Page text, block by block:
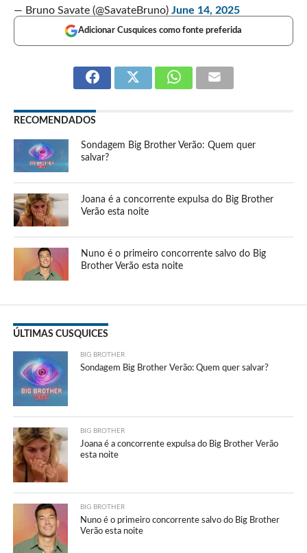
— Bruno Savate (@SavateBruno) June 14, 2025
Adicionar Cusquices como fonte preferida
RECOMENDADOS
Sondagem Big Brother Verão: Quem quer
salvar?
Joana é a concorrente expulsa do Big Brother
Verão esta noite
Nuno é o primeiro concorrente salvo do Big
Brother Verão esta noite
ÚLTIMAS CUSQUICES
BIG BROTHER
Sondagem Big Brother Verão: Quem quer salvar?
BIG BROTHER
Joana é a concorrente expulsa do Big Brother Verão
esta noite
BIG BROTHER
Nuno é o primeiro concorrente salvo do Big Brother
Verão esta noite